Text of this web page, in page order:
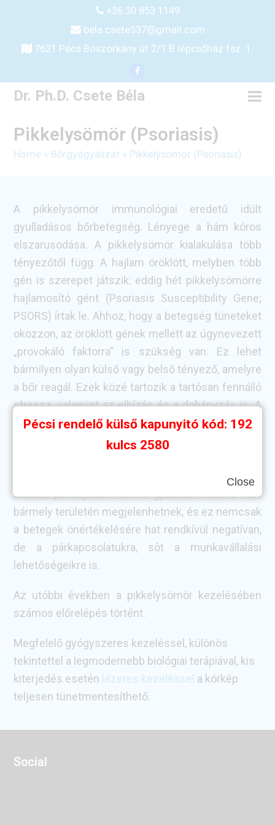
+36 30 853 1149
bela.csete537@gmail.com
7621 Pécs Boszorkány út 2/1 B lépcsőház fsz. 1.
Facebook
Dr. Ph.D. Csete Béla
Pikkelysömör (Psoriasis)
Home » Bőrgyógyászat » Pikkelysömör (Psoriasis)
A pikkelysömör immunológiai eredetű idült
gyulladásos bőrbetegség. Lényege a hám kóros
elszarusodása. A pikkelysömör kialakulása több
tényezőtől függ. A hajlam öröklött, melyben több
gén is szerepet játszik: eddig hét pikkelysömörre
hajlamosító gént (Psoriasis Susceptibility Gene;
PSORS) írtak le. Ahhoz, hogy a betegség tüneteket
okozzon, az öröklött gének mellett az úgynevezett
„provokáló faktorra” is szükség van. Ez lehet
bármilyen olyan külső vagy belső tényező, amelyre
a bőr reagál. Ezek közé tartozik a tartósan fennálló
stressz, valamint az elhízás és a dohányzás is. A
pikkelysömör bőrtünetei csak akkor alakulnak ki, ha
a hajlam és a provokáló faktorok együttes hatása
megjelenhet. A kórkép legjellegzetesebb tünetei, a
száraz, pikkelyesen hámló gyulladt foltok a test
bármely területén megjelenhetnek, és ez nemcsak
a betegek önértékelésére hat rendkívül negatívan,
de a párkapcsolatukra, sôt a munkavállalási
lehetőségeikre is.
Az utóbbi években a pikkelysömör kezelésében
számos előrelépés történt.
Megfelelő gyógyszeres kezeléssel, különös
tekintettel a legmodernebb biológiai terápiával, kis
kiterjedés esetén lézeres kezeléssel a kórkép
teljesen tünetmentesíthető.
Social
Close
Pécsi rendelő külső kapunyitó kód: 192
kulcs 2580